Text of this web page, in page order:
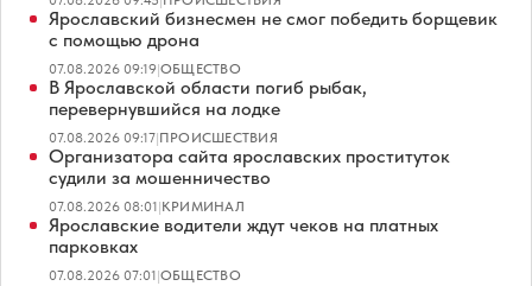
Ярославский бизнесмен не смог победить борщевик
с помощью дрона
07.08.2026 09:19|ОБЩЕСТВО
В Ярославской области погиб рыбак,
перевернувшийся на лодке
07.08.2026 09:17|ПРОИСШЕСТВИЯ
Организатора сайта ярославских проституток
судили за мошенничество
07.08.2026 08:01|КРИМИНАЛ
Ярославские водители ждут чеков на платных
парковках
07.08.2026 07:01|ОБЩЕСТВО